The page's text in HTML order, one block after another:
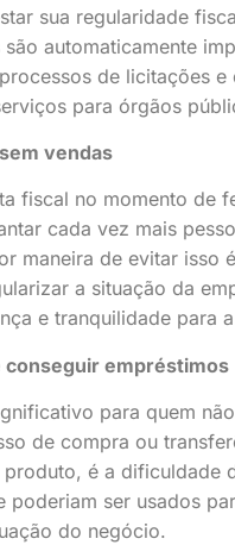
sua regularidade
automaticamente
de licitações e
para órgãos
vendas
fiscal no momento de
cada vez mais
maneira de evitar isso
a situação da
e tranquilidade para
conseguir empréstimos
para quem
de compra ou
é a dificuldade
poderiam ser usados
do negócio.